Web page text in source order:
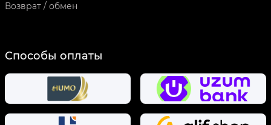
Возврат / обмен
Способы оплаты